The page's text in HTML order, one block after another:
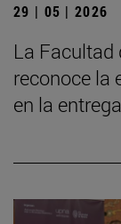
29 | 05 | 2026
La
reconoce la
en la